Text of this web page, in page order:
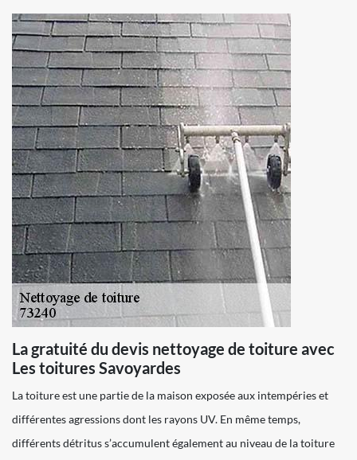
La gratuité du devis nettoyage de toiture avec
Les toitures Savoyardes
La toiture est une partie de la maison exposée aux intempéries et
différentes agressions dont les rayons UV. En même temps,
différents détritus s’accumulent également au niveau de la toiture